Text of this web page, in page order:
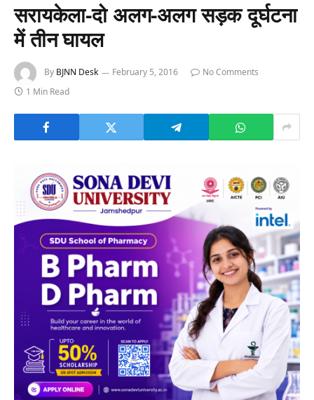
सरायकेला-दो अलग-अलग सड़क दूर्घटना
में तीन घायल
By BJNN Desk February 5, 2016
No Comments
1 Min Read